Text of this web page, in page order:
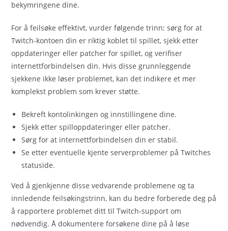
bekymringene dine.
For å feilsøke effektivt, vurder følgende trinn: sørg for at
Twitch-kontoen din er riktig koblet til spillet, sjekk etter
oppdateringer eller patcher for spillet, og verifiser
internettforbindelsen din. Hvis disse grunnleggende
sjekkene ikke løser problemet, kan det indikere et mer
komplekst problem som krever støtte.
Bekreft kontolinkingen og innstillingene dine.
Sjekk etter spilloppdateringer eller patcher.
Sørg for at internettforbindelsen din er stabil.
Se etter eventuelle kjente serverproblemer på Twitches
statuside.
Ved å gjenkjenne disse vedvarende problemene og ta
innledende feilsøkingstrinn, kan du bedre forberede deg på
å rapportere problemet ditt til Twitch-support om
nødvendig. Å dokumentere forsøkene dine på å løse